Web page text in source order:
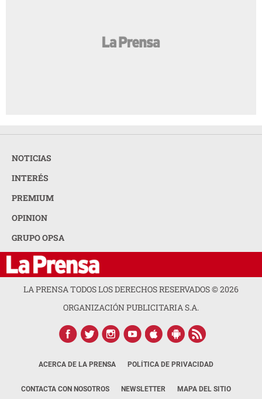
NOTICIAS
INTERÉS
PREMIUM
OPINION
GRUPO OPSA
LA PRENSA TODOS LOS DERECHOS RESERVADOS ©2026
ORGANIZACIÓN PUBLICITARIA S.A.
ACERCA DE LA PRENSA POLÍTICA DE PRIVACIDAD
CONTACTA CON NOSOTROS NEWSLETTER MAPA DEL SITIO